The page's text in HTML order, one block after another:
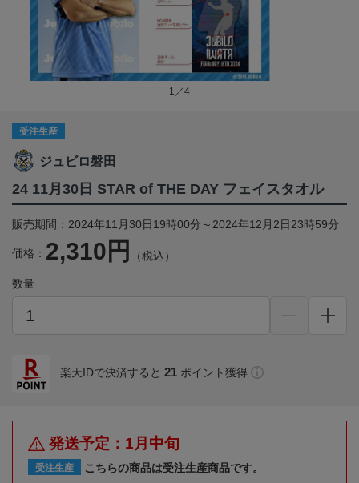
1／4
受注生産
ジュビロ磐田
24 11月30日 STAR of THE DAY フェイスタオル
販売期間：2024年11月30日19時00分～2024年12月2日23時59分
価格： 2,310円 （税込）
数量
楽天IDで決済すると 21 ポイント獲得
発送予定：1月中旬
受注生産
こちらの商品は受注生産商品です。